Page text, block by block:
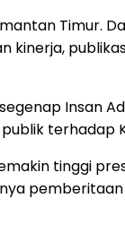
Timur.
kinerja,
Insan
terhadap
tinggi